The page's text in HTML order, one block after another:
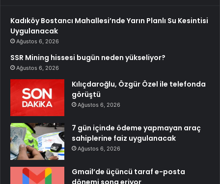
Kadıköy Bostancı Mahallesi’nde Yarın Planlı Su Kesintisi
Uygulanacak
Ağustos 6, 2026
SSR Mining hissesi bugün neden yükseliyor?
Ağustos 6, 2026
Kılıçdaroğlu, Özgür Özel ile telefonda
görüştü
Ağustos 6, 2026
7 gün içinde ödeme yapmayan araç
sahiplerine faiz uygulanacak
Ağustos 6, 2026
Gmail’de üçüncü taraf e-posta
dönemi sona eriyor